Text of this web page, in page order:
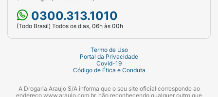
0300.313.1010
(Todo Brasil) Todos os dias, 06h às 00h
Termo de Uso
Portal da Privacidade
Covid-19
Código de Ética e Conduta
A Drogaria Araujo S/A informa que o seu site oficial corresponde ao
endereço www.araujo.com.br, não reconhecendo qualquer outro que